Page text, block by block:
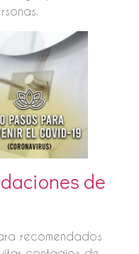
de
recomendados